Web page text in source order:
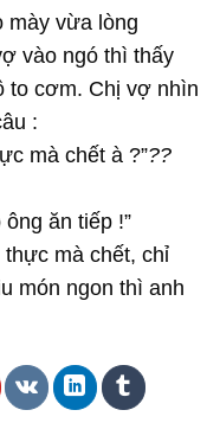
mày vừa lòng
vào ngó thì thấy
to cơm. Chị vợ nhìn
:
mà chết à ?”??
ăn tiếp !”
thực mà chết, chỉ
món ngon thì anh